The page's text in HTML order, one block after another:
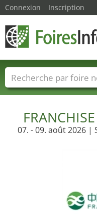
07. - 09. août 2026 |
Connexion Inscription
Foire noms Pays